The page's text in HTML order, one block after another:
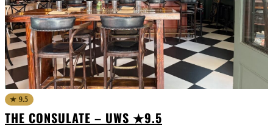
★ 9.5
THE CONSULATE – UWS ★9.5